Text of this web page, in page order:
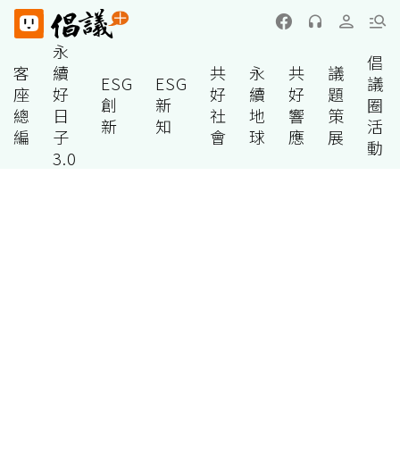
客
座
總
編
永
續
好
日
子
3.0
ESG
創
新
ESG
新
知
共
好
社
會
永
續
地
球
共
好
響
應
議
題
策
展
倡
議
圈
活
動